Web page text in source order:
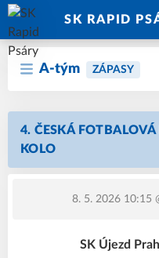
SK RAPID
A-tým ZÁPASY
4. ČESKÁ
KOLO
8. 5. 2026 10:15
SK Újezd